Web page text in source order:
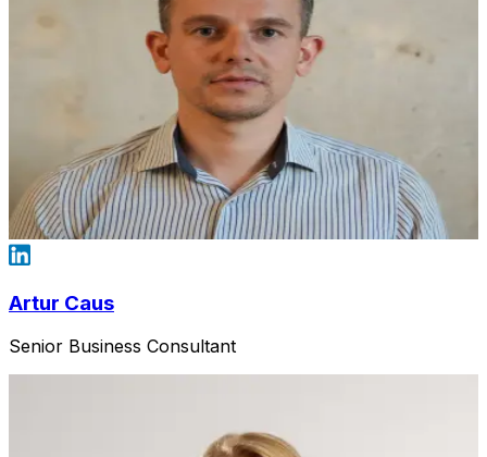
Artur Caus
Senior Business Consultant